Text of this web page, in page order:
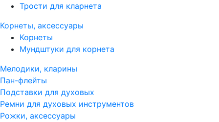
Трости для кларнета
Корнеты, аксессуары
Корнеты
Мундштуки для корнета
Мелодики, кларины
Пан-флейты
Подставки для духовых
Ремни для духовых инструментов
Рожки, аксессуары